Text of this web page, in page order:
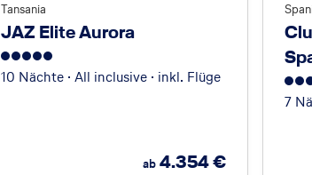
Tansania
JAZ Elite Aurora
5
10 Nächte · All inclusive · inkl. Flüge
ab 4.354€
4
7